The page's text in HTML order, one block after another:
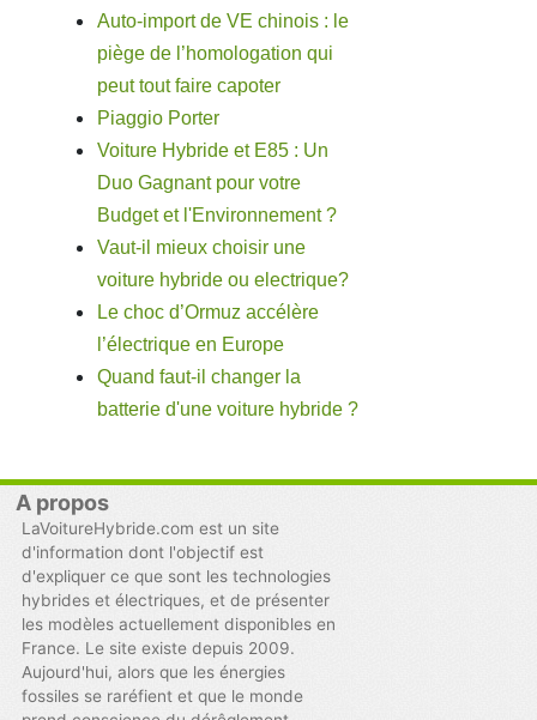
Auto-import de VE chinois : le
piège de l’homologation qui
peut tout faire capoter
Piaggio Porter
Voiture Hybride et E85 : Un
Duo Gagnant pour votre
Budget et l'Environnement ?
Vaut-il mieux choisir une
voiture hybride ou electrique?
Le choc d’Ormuz accélère
l’électrique en Europe
Quand faut-il changer la
batterie d'une voiture hybride ?
A propos
LaVoitureHybride.com est un site
d'information dont l'objectif est
d'expliquer ce que sont les technologies
hybrides et électriques, et de présenter
les modèles actuellement disponibles en
France. Le site existe depuis 2009.
Aujourd'hui, alors que les énergies
fossiles se raréfient et que le monde